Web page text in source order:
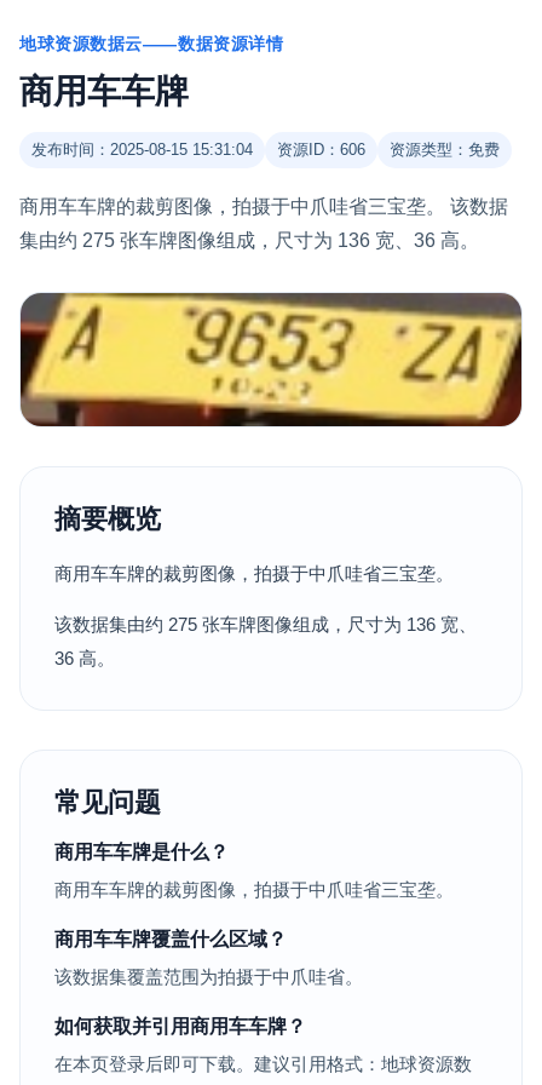
地球资源数据云——数据资源详情
商用车车牌
发布时间：2025-08-15 15:31:04 资源ID：606 资源类型：免费
商用车车牌的裁剪图像，拍摄于中爪哇省三宝垄。 该数据
集由约 275 张车牌图像组成，尺寸为 136 宽、36 高。
摘要概览
商用车车牌的裁剪图像，拍摄于中爪哇省三宝垄。
该数据集由约 275 张车牌图像组成，尺寸为 136 宽、
36 高。
常见问题
商用车车牌是什么？
商用车车牌的裁剪图像，拍摄于中爪哇省三宝垄。
商用车车牌覆盖什么区域？
该数据集覆盖范围为拍摄于中爪哇省。
如何获取并引用商用车车牌？
在本页登录后即可下载。建议引用格式：地球资源数